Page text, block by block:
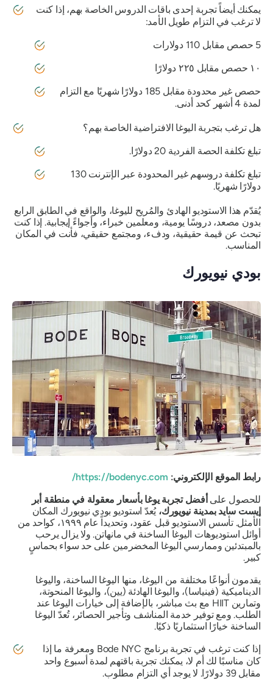
يمكنك أيضاً تجربة إحدى باقات الدروس الخاصة بهم، إذا كنت
لا ترغب في التزام طويل الأمد:
١٠ حصص مقابل ٢٢٥ دولارًا
حصص غير محدودة مقابل 185 دولارًا شهريًا مع التزام
لمدة 4 أشهر كحد أدنى.
هل ترغب بتجربة اليوغا الافتراضية الخاصة بهم؟
تبلغ تكلفة الحصة الفردية 20 دولارًا.
تبلغ تكلفة دروسهم غير المحدودة عبر الإنترنت 130
دولارًا شهريًا.
يُقدّم هذا الاستوديو الهادئ والمُريح لليوغا، والواقع في الطابق الرابع
بدون مصعد، دروسًا يومية، ومعلمين خبراء، وأجواءً إيجابية. إذا كنت
تبحث عن قيمة حقيقية، ودفء، ومجتمع حقيقي، فأنت في المكان
المناسب.
بودي نيويورك
رابط الموقع الإلكتروني: https://bodenyc.com/
للحصول على أفضل تجربة يوغا بأسعار معقولة في منطقة أبر
إيست سايد بمدينة نيويورك،يُعدّ استوديو بودي نيويورك المكان
الأمثل. تأسس الاستوديو قبل عقود، وتحديداً عام ١٩٩٩، كواحد من
أوائل استوديوهات اليوغا الساخنة في مانهاتن. ولا يزال يرحب
بالمبتدئين وممارسي اليوغا المخضرمين على حد سواء بحماسٍ
كبير.
يقدمون أنواعًا مختلفة من اليوغا، منها اليوغا الساخنة، واليوغا
الديناميكية (فينياسا)، واليوغا الهادئة (يين)، واليوغا المنحوتة،
وتمارين HIIT مع بث مباشر، بالإضافة إلى خيارات اليوغا عند
الطلب. ومع توفير خدمة المناشف وتأجير الحصائر، تُعدّ اليوغا
الساخنة خيارًا استثماريًا ذكيًا.
إذا كنت ترغب في تجربة برنامج Bode NYC ومعرفة ما إذا
كان مناسبًا لك أم لا، يمكنك تجربة باقتهم لمدة أسبوع واحد
مقابل 39 دولارًا. لا يوجد أي التزام مطلوب.